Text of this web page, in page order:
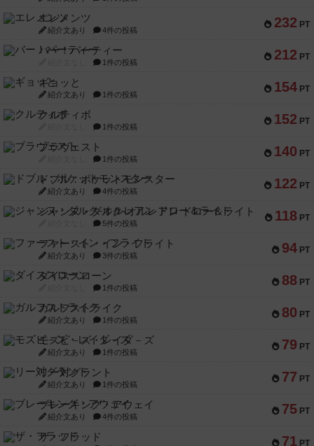
232 PT
エレメンツ
紹介文あり 4件の投稿
212 PT
バー！パーティー
1件の投稿
154 PT
ギョッと
紹介文あり 1件の投稿
152 PT
クルティボ
1件の投稿
140 PT
ブラヴェスト
1件の投稿
122 PT
ドブル：ポケットモンスター
紹介文あり 4件の投稿
118 PT
ジャンヌ・ダルク-オルレアン ドロー＆ライト
5件の投稿
94 PT
ファースト・イン・フライト
紹介文あり 3件の投稿
88 PT
ダイススローン
1件の投稿
80 PT
ガルフストライク
紹介文あり 1件の投稿
79 PT
モズビ－ズ・レイダ－ズ
紹介文あり 1件の投稿
77 PT
リー対グラント
紹介文あり 1件の投稿
75 PT
ブレーキング・アウェイ
紹介文あり 4件の投稿
71 PT
ザ・フラッド